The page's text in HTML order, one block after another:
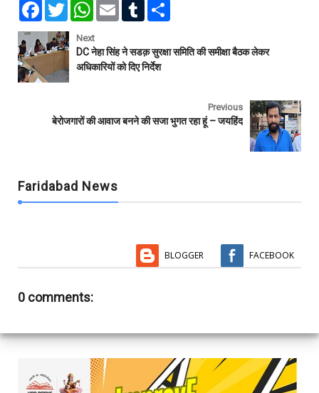
F
b
o
k
T
w
t
t
r
W
t
s
A
p
E
l
T
l
r
e
Next
DC नेहा सिंह ने सडक़ सुरक्षा समिति की समीक्षा बैठक लेकर
अधिकारियों को दिए निर्देश
Previous
बेरोजगारों की आवाज बनने की सजा भुगत रहा हूं – जयहिंद
Faridabad News
BLOGGER FACEBOOK
0 comments: